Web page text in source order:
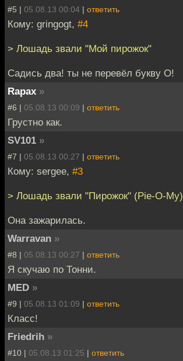
#5 | 05.08.13 00:04 | ответить
Кому: gringogt, #4
> Лошадь звали "Мой пирожок"
Садись два! ты не перевёл букву O!
Rapax »
#6 | 05.08.13 00:09 | ответить
Грустно как.
SV101 »
#7 | 05.08.13 00:27 | ответить
Кому: sergee, #3
> Лошадь звали "Пирожок" (Pie-O-My)
Она зажарилась.
Warravan »
#8 | 05.08.13 00:27 | ответить
Я скучаю по Тонни.
MED »
#9 | 05.08.13 01:09 | ответить
Класс!
Friedrih »
#10 | 05.08.13 01:25 | ответить